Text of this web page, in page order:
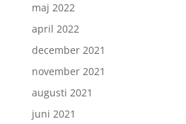
maj 2022
april 2022
december 2021
november 2021
augusti 2021
juni 2021